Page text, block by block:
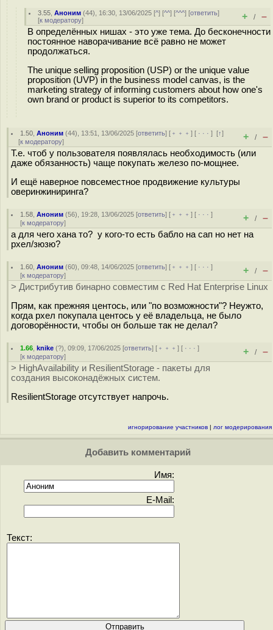
3.55 ,Аноним (44), 16:30, 13/06/2025 [^] [^^] [^^^] [ответить]
[к модератору] + / –
В определённых нишах - это уже тема. До бесконечности
постоянное наворачивание всё равно не может
продолжаться.
The unique selling proposition (USP) or the unique value
proposition (UVP) in the business model canvas, is the
marketing strategy of informing customers about how one's
own brand or product is superior to its competitors.
1.50 ,Аноним (44), 13:51, 13/06/2025 [ответить] [ ﹢﹢﹢] [ · · ·][↑]
[к модератору] + / –
Т.е. чтоб у пользователя появлялась необходимость (или
даже обязанность) чаще покупать железо по-мощнее.
И ещё наверное повсеместное продвижение культуры
оверинжиниринга?
1.58 ,Аноним (56), 19:28, 13/06/2025 [ответить] [ ﹢﹢﹢] [ · · ·]
[к модератору] + / –
а для чего хана то? у кого-то есть бабло на сап но нет на
рхел/зюзю?
1.60 ,Аноним (60), 09:48, 14/06/2025 [ответить] [ ﹢﹢﹢] [ · · ·]
[к модератору] + / –
> Дистрибутив бинарно совместим с Red Hat Enterprise Linux
Прям, как прежняя центось, или "по возможности"? Неужто,
когда рхел покупала центось у её владельца, не было
договорённости, чтобы он больше так не делал?
1.66 ,knike (?), 09:09, 17/06/2025 [ответить] [ ﹢﹢﹢] [ · · ·]
[к модератору] + / –
> HighAvailability и ResilientStorage - пакеты для
создания высоконадёжных систем.
ResilientStorage отсутствует напрочь.
игнорирование участников | лог модерирования
Добавить комментарий
Имя:
E-Mail:
Текст: